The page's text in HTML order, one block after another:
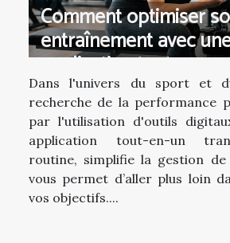
Comment optimiser
entraînement avec
application tout-en-un
Dans l'univers du sport et
recherche de la performance
par l'utilisation d'outils
application tout-en-un
routine, simplifie la gestion de
vous permet d’aller plus loin
vos objectifs....